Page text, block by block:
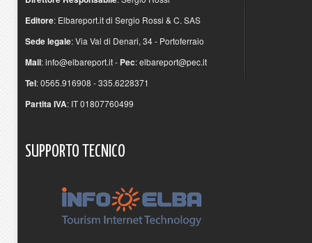
Editore: Elbareport.it di Sergio Rossi & C. SAS
Sede legale: Via Val di Denari, 34 - Portoferraio
Mail:info@elbareport.it- Pec:elbareport@pec.it
Tel: 0565.916908 - 335.6228371
Partita IVA: IT 01807760499
SUPPORTO TECNICO